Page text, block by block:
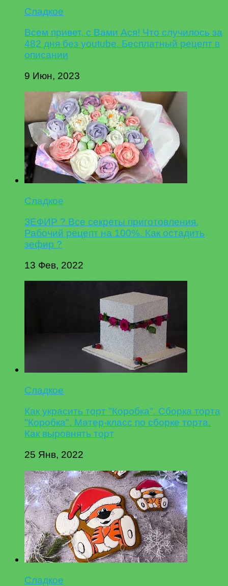
Сладкое
Всем привет, с Вами Ася! Что случилось за
482 дня без youtube. Бесплатный рецепт в
описании
9 Июн, 2023
Сладкое
ЗЕФИР ? Все секреты приготовления.
Рабочий рецепт на 100%. Как остадить
зефир ?
13 Фев, 2022
Сладкое
Как украсить торт "Коробка". Сборка торта
"Коробка". Матер-класс по сборке торта.
Как выровнять торт
25 Янв, 2022
Сладкое